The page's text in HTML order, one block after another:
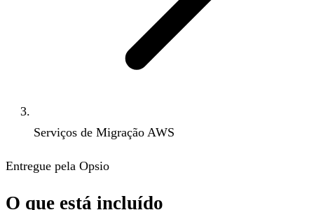
Serviços de Migração AWS
Entregue pela Opsio
O que está incluído